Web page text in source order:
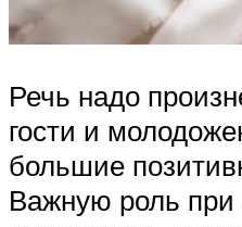
Речь надо
гости и
большие
Важную роль при